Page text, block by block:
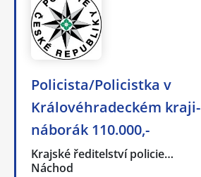
Policista/Policistka v
Královéhradeckém kraji-
náborák 110.000,-
Krajské ředitelství policie…
Náchod